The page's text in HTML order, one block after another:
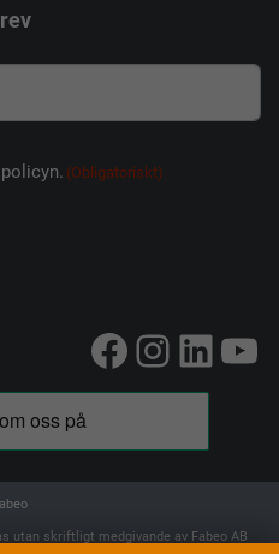
(Obligatoriskt)
Facebook
utan skriftligt medgivande av Fabeo AB